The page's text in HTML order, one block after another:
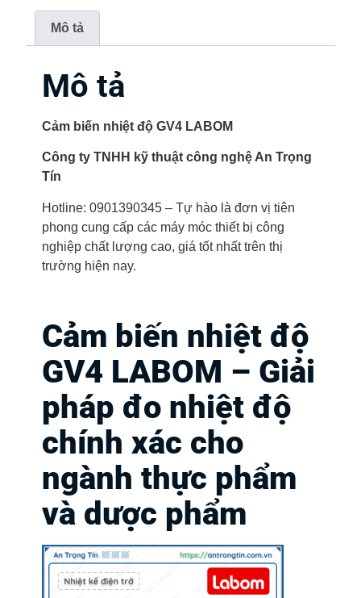
Mô tả
Mô tả
Cảm biến nhiệt độ GV4 LABOM
Công ty TNHH kỹ thuật công nghệ An Trọng
Tín
Hotline: 0901390345 – Tự hào là đơn vị tiên
phong cung cấp các máy móc thiết bị công
nghiệp chất lượng cao, giá tốt nhất trên thị
trường hiện nay.
Cảm biến nhiệt độ
GV4 LABOM – Giải
pháp đo nhiệt độ
chính xác cho
ngành thực phẩm
và dược phẩm